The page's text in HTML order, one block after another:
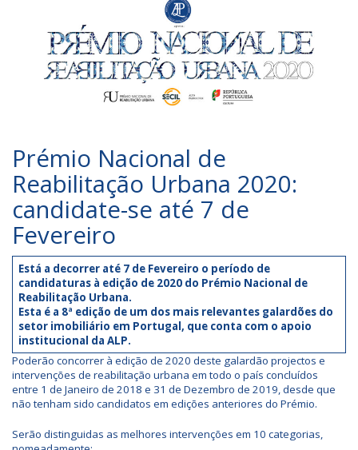
Prémio Nacional de
Reabilitação Urbana 2020:
candidate-se até 7 de
Fevereiro
Está a decorrer até 7 de Fevereiro o período de
candidaturas à edição de 2020 do Prémio Nacional de
Reabilitação Urbana.
Esta é a 8ª edição de um dos mais relevantes galardões do
setor imobiliário em Portugal, que conta com o apoio
institucional da ALP.
Poderão concorrer à edição de 2020 deste galardão projectos e
intervenções de reabilitação urbana em todo o país concluídos
entre 1 de Janeiro de 2018 e 31 de Dezembro de 2019, desde que
não tenham sido candidatos em edições anteriores do Prémio.
Serão distinguidas as melhores intervenções em 10 categorias,